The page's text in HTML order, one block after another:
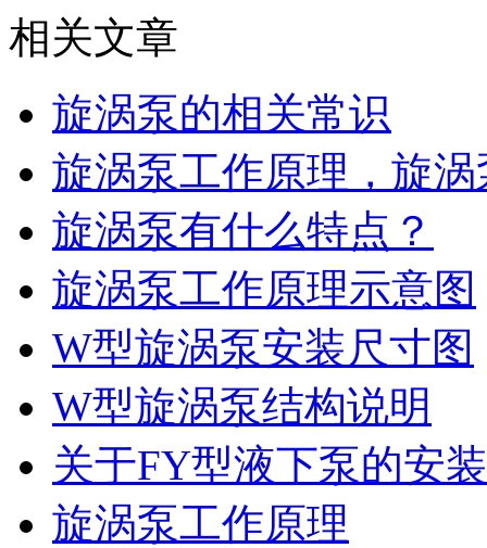
相关文章
旋涡泵的相关常识
旋涡泵工作原理，旋
旋涡泵有什么特点？
旋涡泵工作原理示意图
W型旋涡泵安装尺寸图
W型旋涡泵结构说明
关于FY型液下泵的安
旋涡泵工作原理